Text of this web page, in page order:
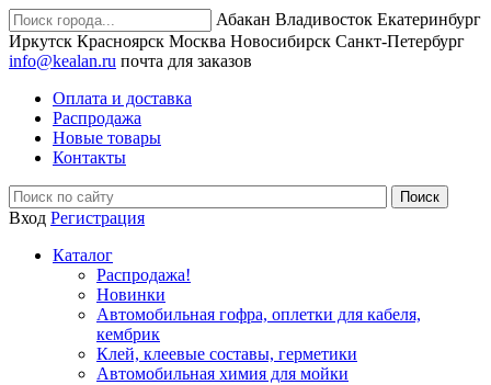
Абакан Владивосток Екатеринбург
Иркутск Красноярск Москва Новосибирск Санкт-Петербург
info@kealan.ru почта для заказов
Оплата и доставка
Распродажа
Новые товары
Контакты
Вход Регистрация
Каталог
Распродажа!
Новинки
Автомобильная гофра, оплетки для кабеля,
кембрик
Клей, клеевые составы, герметики
Автомобильная химия для мойки